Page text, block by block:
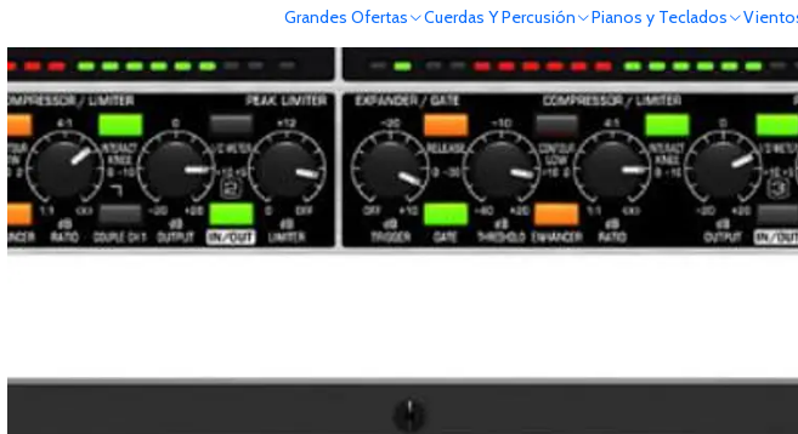
Grandes Ofertas Cuerdas Y Percusión Pianos y Teclados